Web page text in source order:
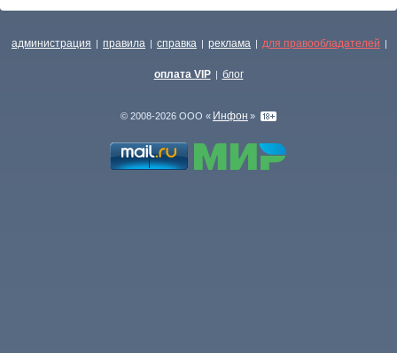
администрация | правила | справка | реклама | для правообладателей |
оплата VIP | блог
© 2008-2026 ООО « Инфон »